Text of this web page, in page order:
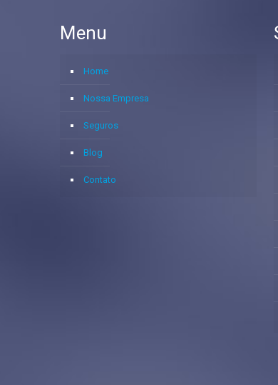
Menu
Home
Nossa Empresa
Seguros
Blog
Contato